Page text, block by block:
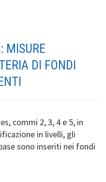
MISURE
DI FONDI
commi 2, 3, 4 e 5, in
in livelli, gli
sono inseriti nei fondi